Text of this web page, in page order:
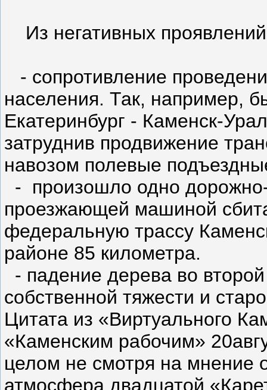
Из негативных
- сопротивление
населения. Так, например,
Екатеринбург - Каменск-
затруднив продвижение
навозом полевые
- произошло одно
проезжающей машиной
федеральную трассу
районе 85 километра.
- падение дерева во
собственной тяжести и
Цитата из «Виртуального
«Каменским рабочим»
целом не смотря на мнение
атмосфера двадцатой